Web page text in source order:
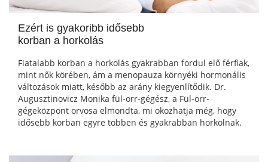
Ezért is gyakoribb idősebb
korban a horkolás
Fiatalabb korban a horkolás gyakrabban fordul elő férfiak,
mint nők körében, ám a menopauza környéki hormonális
változások miatt, később az arány kiegyenlítődik. Dr.
Augusztinovicz Monika fül-orr-gégész, a Fül-orr-
gégeközpont orvosa elmondta, mi okozhatja még, hogy
idősebb korban egyre többen és gyakrabban horkolnak.